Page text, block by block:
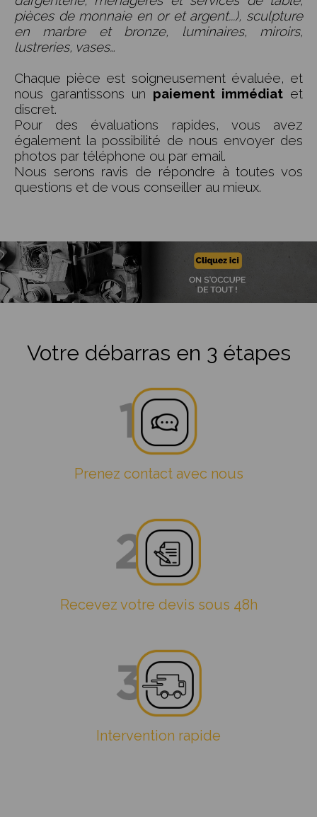
pièces de monnaie en or et argent...), sculpture
en marbre et bronze, luminaires, miroirs,
lustreries, vases…
Chaque pièce est soigneusement évaluée, et
nous garantissons un paiement immédiat et
discret.
Pour des évaluations rapides, vous avez
également la possibilité de nous envoyer des
photos par téléphone ou par email.
Nous serons ravis de répondre à toutes vos
questions et de vous conseiller au mieux.
Votre débarras en 3 étapes
Prenez contact avec nous
Recevez votre devis sous 48h
Intervention rapide